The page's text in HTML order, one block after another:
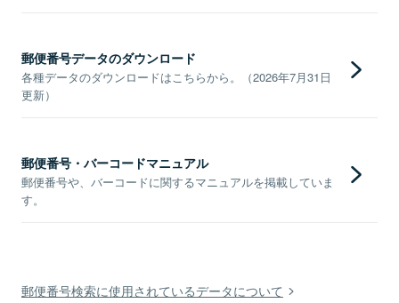
郵便番号データのダウンロード
各種データのダウンロードはこちらから。（2026年7月31日
更新）
郵便番号・バーコードマニュアル
郵便番号や、バーコードに関するマニュアルを掲載していま
す。
郵便番号検索に使用されているデータについて